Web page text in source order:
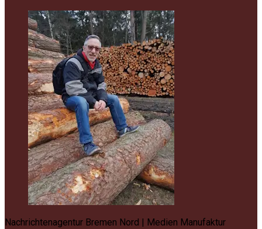
Nachrichtenagentur Bremen Nord | Medien Manufaktur